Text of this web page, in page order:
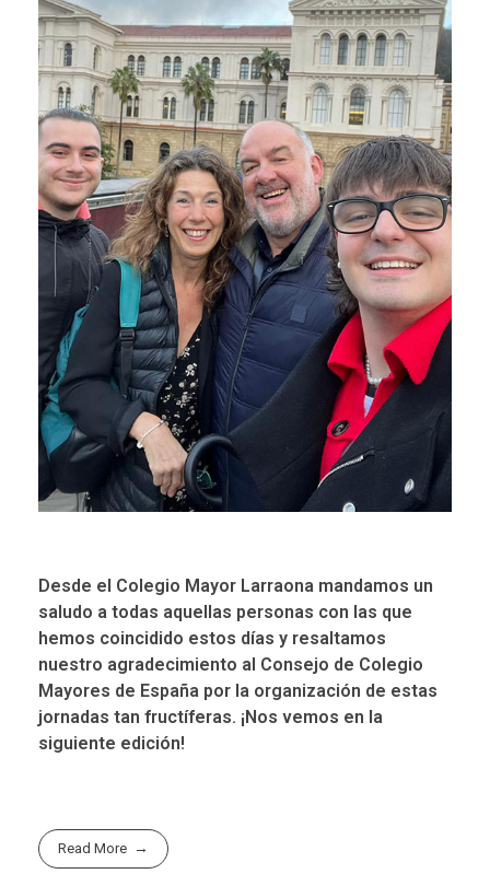
Desde el Colegio Mayor Larraona mandamos un
saludo a todas aquellas personas con las que
hemos coincidido estos días y resaltamos
nuestro agradecimiento al Consejo de Colegio
Mayores de España por la organización de estas
jornadas tan fructíferas. ¡Nos vemos en la
siguiente edición!
Read More